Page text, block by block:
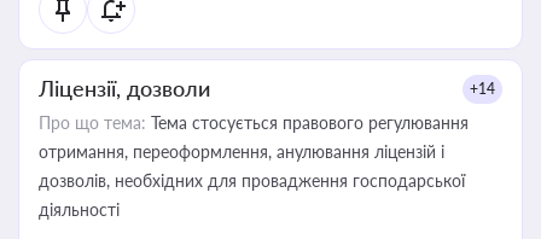
Ліцензії, дозволи +14
Про що тема: Тема стосується правового регулювання
отримання, переоформлення, анулювання ліцензій і
дозволів, необхідних для провадження господарської
діяльності